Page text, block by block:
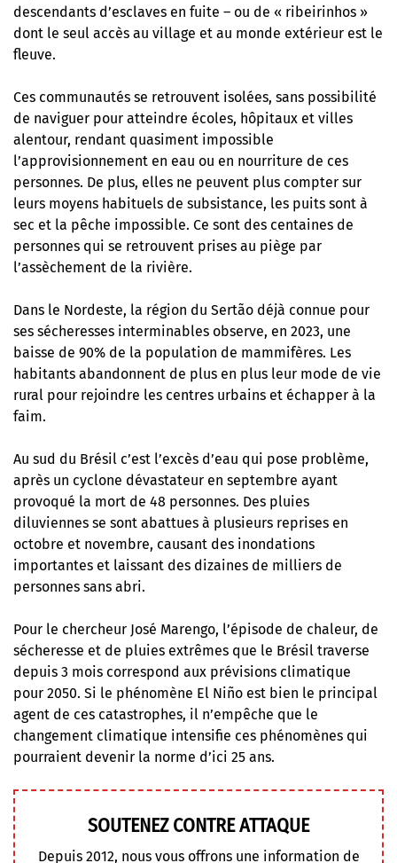
descendants d’esclaves en fuite – ou de « ribeirinhos »
dont le seul accès au village et au monde extérieur est le
fleuve.
Ces communautés se retrouvent isolées, sans possibilité
de naviguer pour atteindre écoles, hôpitaux et villes
alentour, rendant quasiment impossible
l’approvisionnement en eau ou en nourriture de ces
personnes. De plus, elles ne peuvent plus compter sur
leurs moyens habituels de subsistance, les puits sont à
sec et la pêche impossible. Ce sont des centaines de
personnes qui se retrouvent prises au piège par
l’assèchement de la rivière.
Dans le Nordeste, la région du Sertão déjà connue pour
ses sécheresses interminables observe, en 2023, une
baisse de 90% de la population de mammifères. Les
habitants abandonnent de plus en plus leur mode de vie
rural pour rejoindre les centres urbains et échapper à la
faim.
Au sud du Brésil c’est l’excès d’eau qui pose problème,
après un cyclone dévastateur en septembre ayant
provoqué la mort de 48 personnes. Des pluies
diluviennes se sont abattues à plusieurs reprises en
octobre et novembre, causant des inondations
importantes et laissant des dizaines de milliers de
personnes sans abri.
Pour le chercheur José Marengo, l’épisode de chaleur, de
sécheresse et de pluies extrêmes que le Brésil traverse
depuis 3 mois correspond aux prévisions climatique
pour 2050. Si le phénomène El Niño est bien le principal
agent de ces catastrophes, il n’empêche que le
changement climatique intensifie ces phénomènes qui
pourraient devenir la norme d’ici 25 ans.
SOUTENEZ CONTRE ATTAQUE
Depuis 2012, nous vous offrons une information de